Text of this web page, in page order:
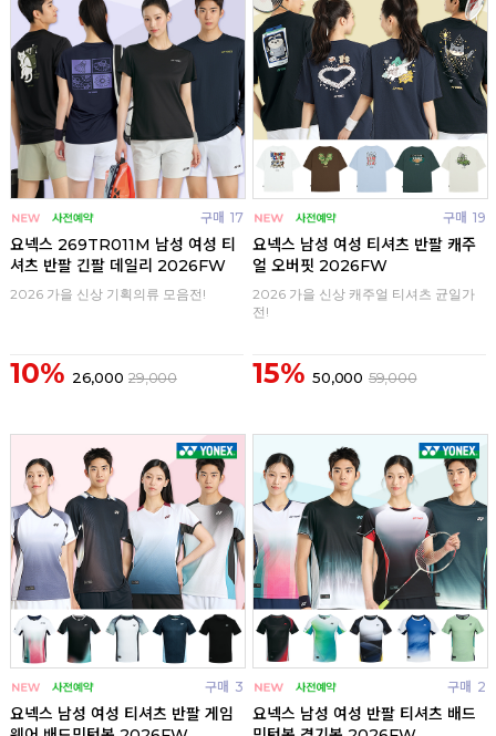
구매 17
요넥스 269TR011M 남성 여성 티
셔츠 반팔 긴팔 데일리 2026FW
2026 가을 신상 기획의류 모음전!
10% 26,000 29,000
구매 19
요넥스 남성 여성 티셔츠 반팔 캐주
얼 오버핏 2026FW
2026 가을 신상 캐주얼 티셔츠 균일가
전!
15% 50,000 59,000
구매 3
요넥스 남성 여성 티셔츠 반팔 게임
구매 2
요넥스 남성 여성 반팔 티셔츠 배드